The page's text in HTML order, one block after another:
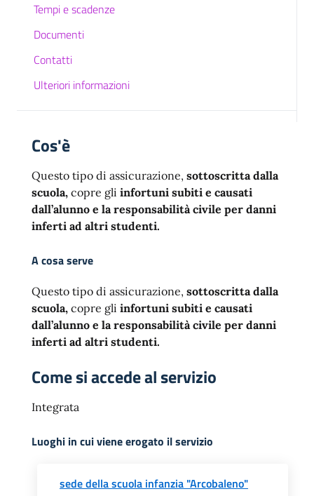
Tempi e scadenze
Documenti
Contatti
Ulteriori informazioni
Cos'è
Questo tipo di assicurazione, sottoscritta dalla
scuola, copre gli infortuni subiti e causati
dall’alunno e la responsabilità civile per danni
inferti ad altri studenti.
A cosa serve
Questo tipo di assicurazione, sottoscritta dalla
scuola, copre gli infortuni subiti e causati
dall’alunno e la responsabilità civile per danni
inferti ad altri studenti.
Come si accede al servizio
Integrata
Luoghi in cui viene erogato il servizio
sede della scuola infanzia "Arcobaleno"